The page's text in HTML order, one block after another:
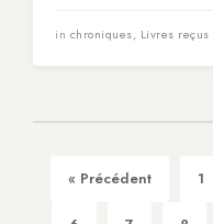
in chroniques, Livres reçus
« Précédent 1